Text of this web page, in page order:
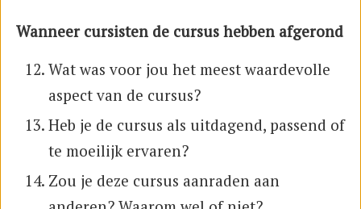
Wanneer cursisten de cursus hebben afgerond
Wat was voor jou het meest waardevolle
aspect van de cursus?
Heb je de cursus als uitdagend, passend of
te moeilijk ervaren?
Zou je deze cursus aanraden aan